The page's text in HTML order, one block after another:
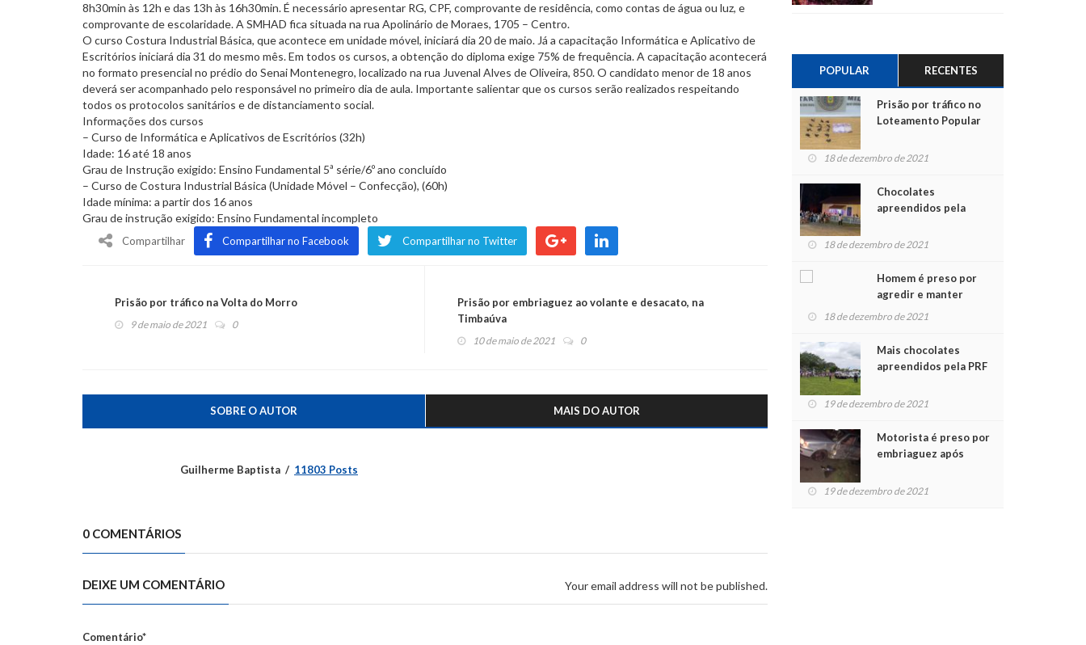
8h30min às 12h e das 13h às 16h30min. É necessário apresentar RG, CPF, comprovante de residência, como contas de água ou luz, e
comprovante de escolaridade. A SMHAD fica situada na rua Apolinário de Moraes, 1705 – Centro.
O curso Costura Industrial Básica, que acontece em unidade móvel, iniciará dia 20 de maio. Já a capacitação Informática e Aplicativo de
Escritórios iniciará dia 31 do mesmo mês. Em todos os cursos, a obtenção do diploma exige 75% de frequência. A capacitação acontecerá
no formato presencial no prédio do Senai Montenegro, localizado na rua Juvenal Alves de Oliveira, 850. O candidato menor de 18 anos
deverá ser acompanhado pelo responsável no primeiro dia de aula. Importante salientar que os cursos serão realizados respeitando
todos os protocolos sanitários e de distanciamento social.
Informações dos cursos
– Curso de Informática e Aplicativos de Escritórios (32h)
Idade: 16 até 18 anos
Grau de Instrução exigido: Ensino Fundamental 5ª série/6º ano concluído
– Curso de Costura Industrial Básica (Unidade Móvel – Confecção), (60h)
Idade mínima: a partir dos 16 anos
Grau de instrução exigido: Ensino Fundamental incompleto
Compartilhar Compartilhar no Facebook Compartilhar no Twitter
Prisão por tráfico na Volta do Morro
9 de maio de 2021 0
Prisão por embriaguez ao volante e desacato, na
Timbaúva
10 de maio de 2021 0
SOBRE O AUTOR MAIS DO AUTOR
Guilherme Baptista 11803 Posts
0 COMENTÁRIOS
DEIXE UM COMENTÁRIO Your email address will not be published.
Comentário*
POPULAR RECENTES
Prisão por tráfico no
Loteamento Popular
18 de dezembro de 2021
Chocolates
apreendidos pela
para crianças na
18 de dezembro de 2021
Homem é preso por
agredir e manter
mulher em cárcere
18 de dezembro de 2021
Mais chocolates
apreendidos pela PRF
crianças no Natal
19 de dezembro de 2021
Motorista é preso por
embriaguez após
feridos
19 de dezembro de 2021